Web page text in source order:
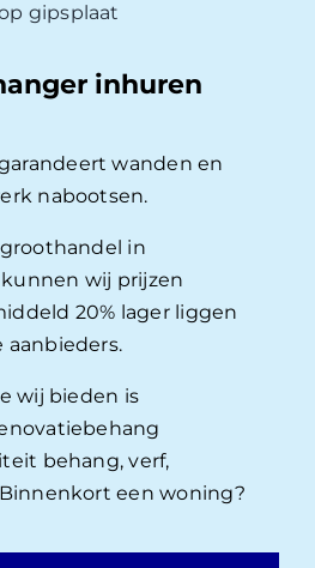
gipsplaat
inhuren
wanden en
nabootsen.
in
wij prijzen
20% lager liggen
aanbieders.
wij bieden is
behang, verf,
een woning?